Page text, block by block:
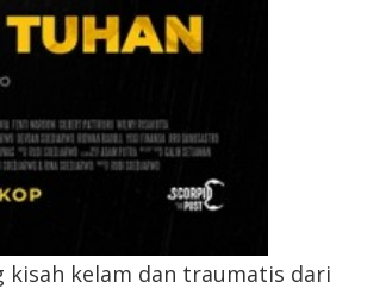
kisah kelam dan traumatis dari